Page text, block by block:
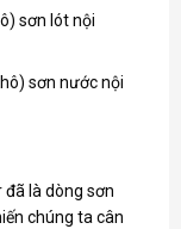
sơn lót nội
sơn nước nội
đã là dòng sơn
chúng ta cân